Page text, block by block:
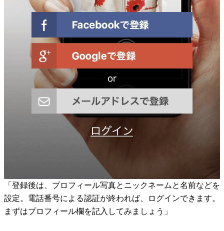
「登録後は、プロフィール写真とニックネームと名前などを
設定。電話番号による認証が終われば、ログインできます。
まずはプロフィール欄を記入してみましょう」